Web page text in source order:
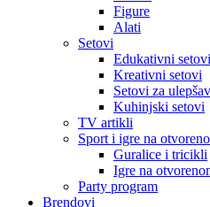
Figure
Alati
Setovi
Edukativni setovi
Kreativni setovi
Setovi za
Kuhinjski setovi
TV artikli
Sport i igre na
Guralice i tricikli
Igre na
Party program
Brendovi